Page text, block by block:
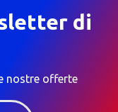
di
nostre offerte